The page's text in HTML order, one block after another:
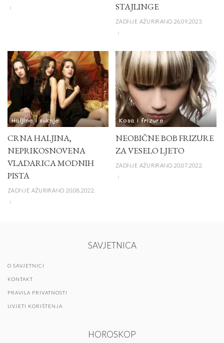
STAJLINGE
ZADNJE AŽURIRANO 26.09.2023.
Haljine i suknje
CRNA HALJINA,
NEPRIKOSNOVENA
VLADARICA MODNIH
PISTA
ZADNJE AŽURIRANO 20.08.2022.
Kosa i frizure
NEOBIČNE BOB FRIZURE
ZA VESELO LJETO
ZADNJE AŽURIRANO 20.07.2022.
SAVJETNICA
O SAVJETNICI
KONTAKT
PRAVILA PRIVATNOSTI
UVJETI KORIŠTENJA
HOROSKOP